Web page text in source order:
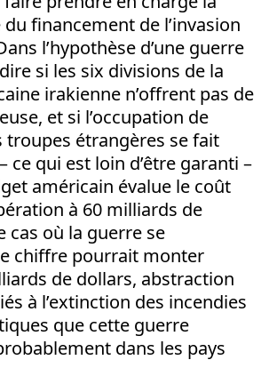
financement de l’invasion
l’hypothèse d’une guerre
si les six divisions de la
irakienne n’offrent pas de
et si l’occupation de
troupes étrangères se fait
ce qui est loin d’être garanti –
américain évalue le coût
à 60 milliards de
cas où la guerre se
chiffre pourrait monter
de dollars, abstraction
à l’extinction des incendies
que cette guerre
dans les pays